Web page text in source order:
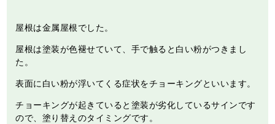
屋根は金属屋根でした。
屋根は塗装が色褪せていて、手で触ると白い粉がつきまし
た。
表面に白い粉が浮いてくる症状をチョーキングといいます。
チョーキングが起きていると塗装が劣化しているサインです
ので、塗り替えのタイミングです。